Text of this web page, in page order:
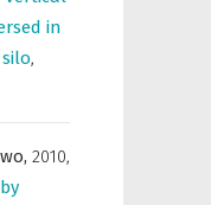
in
,
2010,